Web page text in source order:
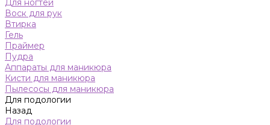
Для ногтей
Воск для рук
Втирка
Гель
Праймер
Пудра
Аппараты для маникюра
Кисти для маникюра
Пылесосы для маникюра
Для подологии
Назад
Для подологии